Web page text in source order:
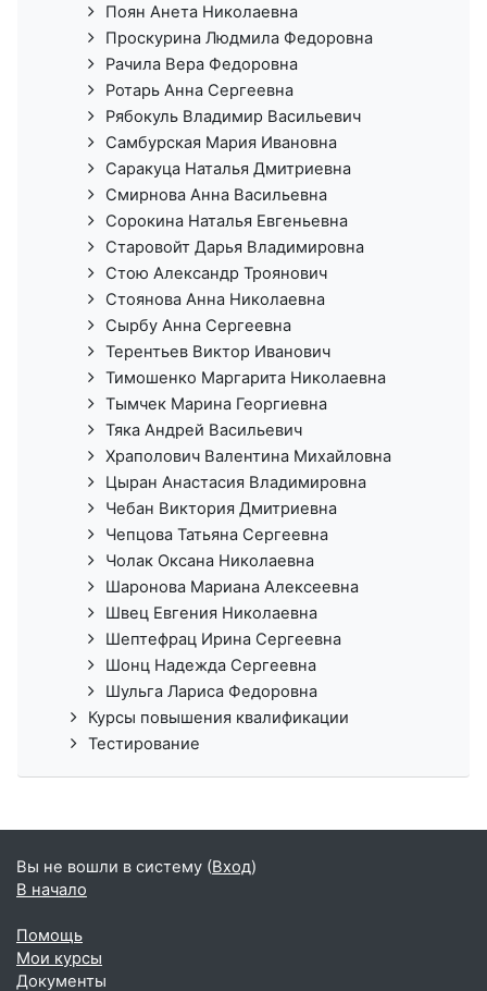
Поян Анета Николаевна
Проскурина Людмила Федоровна
Рачила Вера Федоровна
Ротарь Анна Сергеевна
Рябокуль Владимир Васильевич
Самбурская Мария Ивановна
Саракуца Наталья Дмитриевна
Смирнова Анна Васильевна
Сорокина Наталья Евгеньевна
Старовойт Дарья Владимировна
Стою Александр Троянович
Стоянова Анна Николаевна
Сырбу Анна Сергеевна
Терентьев Виктор Иванович
Тимошенко Маргарита Николаевна
Тымчек Марина Георгиевна
Тяка Андрей Васильевич
Храполович Валентина Михайловна
Цыран Анастасия Владимировна
Чебан Виктория Дмитриевна
Чепцова Татьяна Сергеевна
Чолак Оксана Николаевна
Шаронова Мариана Алексеевна
Швец Евгения Николаевна
Шептефрац Ирина Сергеевна
Шонц Надежда Сергеевна
Шульга Лариса Федоровна
Курсы повышения квалификации
Тестирование
Вы не вошли в систему (Вход)
В начало
Помощь
Мои курсы
Документы